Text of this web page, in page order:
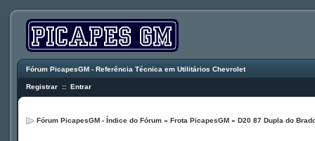
Fórum PicapesGM - Referência Técnica em Utilitários Chevrolet
Registrar :: Entrar
Fórum PicapesGM - Índice do Fórum » Frota PicapesGM » D20 87 Dupla do